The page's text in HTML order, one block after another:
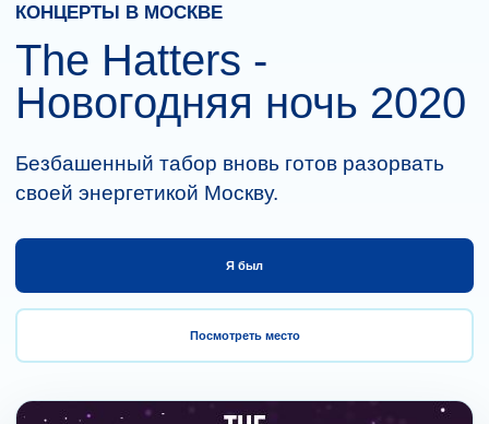
КОНЦЕРТЫ В МОСКВЕ
The Hatters -
Новогодняя ночь 2020
Безбашенный табор вновь готов разорвать
своей энергетикой Москву.
Я был
Посмотреть место